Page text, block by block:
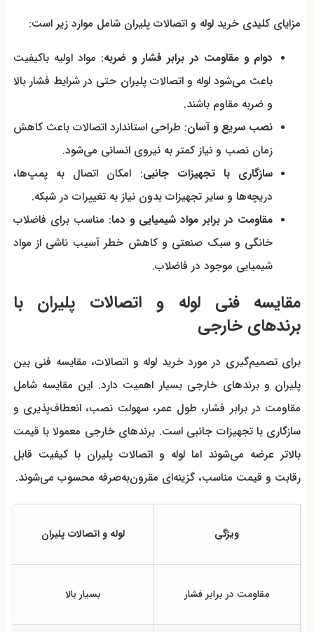
مزایای کلیدی خرید لوله و اتصالات پلیران شامل موارد زیر است:
دوام و مقاومت در برابر فشار و ضربه: مواد اولیه باکیفیت
باعث می‌شود لوله و اتصالات پلیران حتی در شرایط فشار بالا
و ضربه مقاوم باشند.
نصب سریع و آسان: طراحی استاندارد اتصالات باعث کاهش
زمان نصب و نیاز کمتر به نیروی انسانی می‌شود.
سازگاری با تجهیزات جانبی: امکان اتصال به پمپ‌ها،
دریچه‌ها و سایر تجهیزات بدون نیاز به تغییرات در شبکه.
مقاومت در برابر مواد شیمیایی و دما: مناسب برای فاضلاب
خانگی و سبک صنعتی و کاهش خطر آسیب ناشی از مواد
شیمیایی موجود در فاضلاب.
مقایسه فنی لوله و اتصالات پلیران با
برندهای خارجی
برای تصمیم‌گیری در مورد خرید لوله و اتصالات، مقایسه فنی بین
پلیران و برندهای خارجی بسیار اهمیت دارد. این مقایسه شامل
مقاومت در برابر فشار، طول عمر، سهولت نصب، انعطاف‌پذیری و
سازگاری با تجهیزات جانبی است. برندهای خارجی معمولا با قیمت
بالاتر عرضه می‌شوند اما لوله و اتصالات پلیران با کیفیت قابل
رقابت و قیمت مناسب، گزینه‌ای مقرون‌به‌صرفه محسوب می‌شوند.
ویژگی لوله و اتصالات پلیران
مقاومت در برابر فشار بسیار بالا